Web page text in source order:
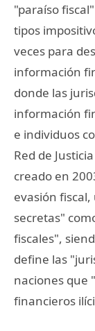
"paraíso
tipos
veces para
información
donde las
información
e individuos
Red de
creado en
evasión
secretas"
fiscales",
define las
naciones que
financieros